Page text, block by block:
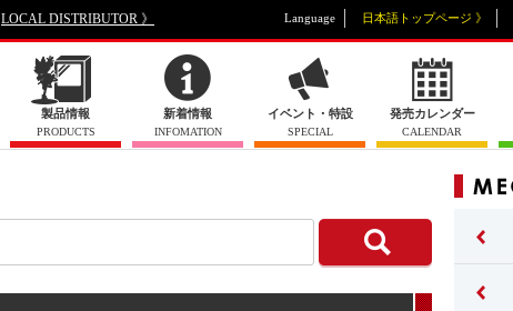
LOCAL DISTRIBUTOR 》 Language 日本語トップページ 》
製品情報
PRODUCTS
新着情報
INFOMATION
イベント・特設
SPECIAL
発売カレンダー
CALENDAR